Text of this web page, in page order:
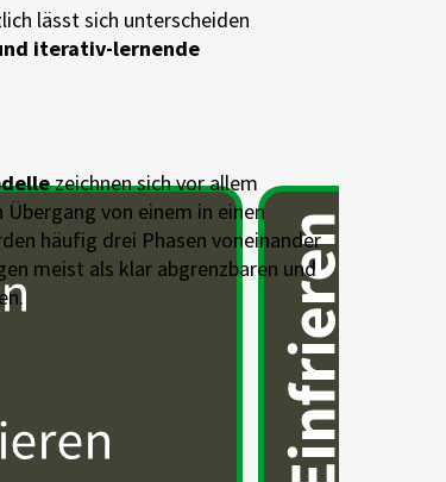
lässt sich unterscheiden
iterativ-lernende
zeichnen sich vor allem
Übergang von einem in einen
häufig drei Phasen voneinander
meist als klar abgrenzbaren und